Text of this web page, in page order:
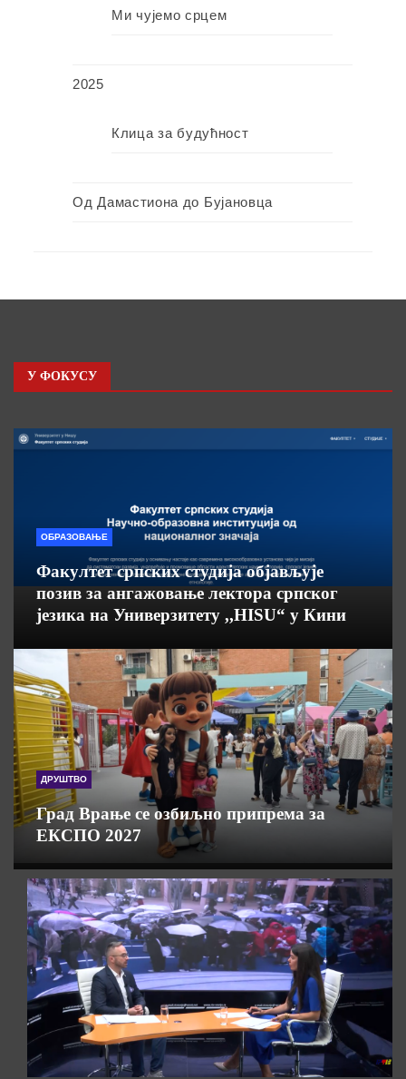
Ми чујемо срцем
2025
Клица за будућност
Од Дамастиона до Бујановца
У ФОКУСУ
ОБРАЗОВАЊЕ
Факултет српских студија објављује
позив за ангажовање лектора српског
језика на Универзитету ,,HISU“ у Кини
ДРУШТВО
Град Врање се озбиљно припрема за
ЕКСПО 2027